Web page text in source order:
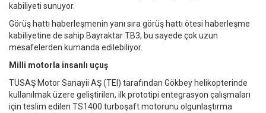
kabiliyeti sunuyor.
Görüş hattı haberleşmenin yanı sıra görüş hattı ötesi haberleşme
kabiliyetine de sahip Bayraktar TB3, bu sayede çok uzun
mesafelerden kumanda edilebiliyor.
Milli motorla insanlı uçuş
TUSAŞ Motor Sanayii AŞ (TEI) tarafından Gökbey helikopterinde
kullanılmak üzere geliştirilen, ilk prototipi entegrasyon çalışmaları
için teslim edilen TS1400 turboşaft motorunu olgunlaştırma